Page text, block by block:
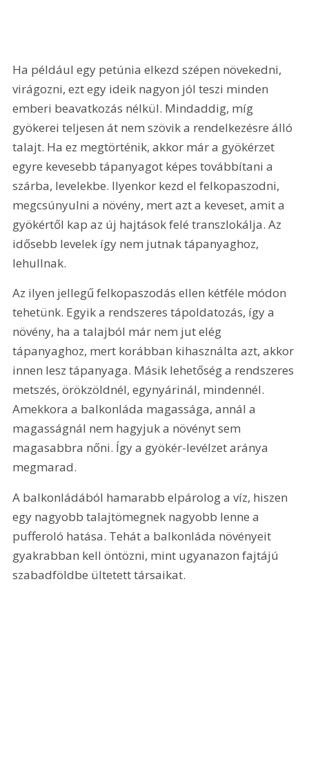
Ha például egy petúnia elkezd szépen növekedni,
virágozni, ezt egy ideik nagyon jól teszi minden
emberi beavatkozás nélkül. Mindaddig, míg
gyökerei teljesen át nem szövik a rendelkezésre álló
talajt. Ha ez megtörténik, akkor már a gyökérzet
egyre kevesebb tápanyagot képes továbbítani a
szárba, levelekbe. Ilyenkor kezd el felkopaszodni,
megcsúnyulni a növény, mert azt a keveset, amit a
gyökértől kap az új hajtások felé transzlokálja. Az
idősebb levelek így nem jutnak tápanyaghoz,
lehullnak.
Az ilyen jellegű felkopaszodás ellen kétféle módon
tehetünk. Egyik a rendszeres tápoldatozás, így a
növény, ha a talajból már nem jut elég
tápanyaghoz, mert korábban kihasználta azt, akkor
innen lesz tápanyaga. Másik lehetőség a rendszeres
metszés, örökzöldnél, egynyárinál, mindennél.
Amekkora a balkonláda magassága, annál a
magasságnál nem hagyjuk a növényt sem
magasabbra nőni. Így a gyökér-levélzet aránya
megmarad.
A balkonládából hamarabb elpárolog a víz, hiszen
egy nagyobb talajtömegnek nagyobb lenne a
pufferoló hatása. Tehát a balkonláda növényeit
gyakrabban kell öntözni, mint ugyanazon fajtájú
szabadföldbe ültetett társaikat.